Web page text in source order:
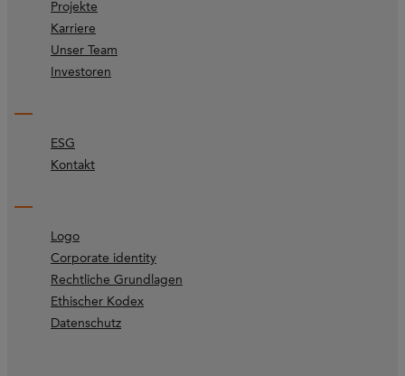
Projekte
Karriere
Unser Team
Investoren
ESG
Kontakt
Logo
Corporate identity
Rechtliche Grundlagen
Ethischer Kodex
Datenschutz